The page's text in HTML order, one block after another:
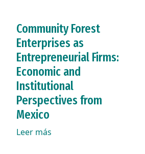
Community Forest
Enterprises as
Entrepreneurial Firms:
Economic and
Institutional
Perspectives from
Mexico
Leer más